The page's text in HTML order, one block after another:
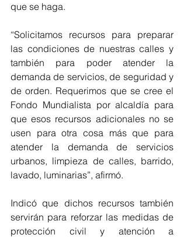
que se haga.
“Solicitamos recursos para preparar
las condiciones de nuestras calles y
también para poder atender la
demanda de servicios, de seguridad y
de orden. Requerimos que se cree el
Fondo Mundialista por alcaldía para
que esos recursos adicionales no se
usen para otra cosa más que para
atender la demanda de servicios
urbanos, limpieza de calles, barrido,
lavado, luminarias”, afirmó.
Indicó que dichos recursos también
servirán para reforzar las medidas de
protección civil y atención a